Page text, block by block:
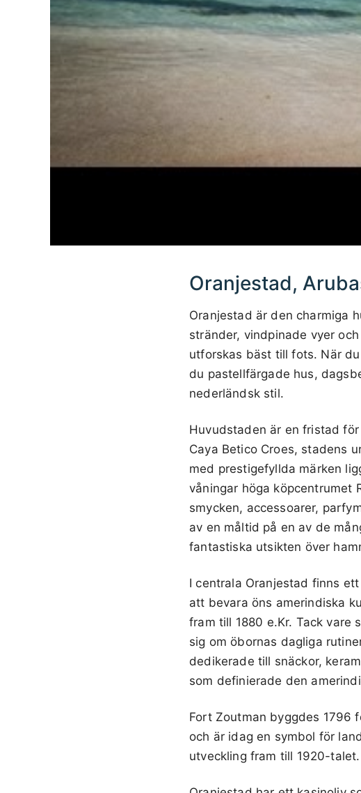
Oranjestad,
Oranjestad är den charmiga
stränder, vindpinade vyer
utforskas bäst till fots. När
du pastellfärgade hus,
nederländsk stil.
Huvudstaden är en fristad
Caya Betico Croes, stadens
med prestigefyllda märken
våningar höga köpcentrumet
smycken, accessoarer,
av en måltid på en av de
fantastiska utsikten över
I centrala Oranjestad finns
att bevara öns amerindiska
fram till 1880 e.Kr. Tack vare
sig om öbornas dagliga
dedikerade till snäckor,
som definierade den
Fort Zoutman byggdes 1796
och är idag en symbol för
utveckling fram till 1920-talet.